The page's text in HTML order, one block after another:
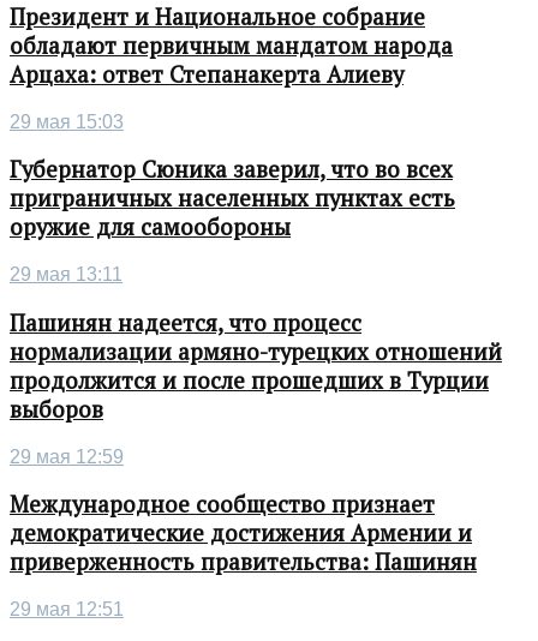
Президент и Национальное собрание
обладают первичным мандатом народа
Арцаха: ответ Степанакерта Алиеву
29 мая 15:03
Губернатор Сюника заверил, что во всех
приграничных населенных пунктах есть
оружие для самообороны
29 мая 13:11
Пашинян надеется, что процесс
нормализации армяно-турецких отношений
продолжится и после прошедших в Турции
выборов
29 мая 12:59
Международное сообщество признает
демократические достижения Армении и
приверженность правительства: Пашинян
29 мая 12:51